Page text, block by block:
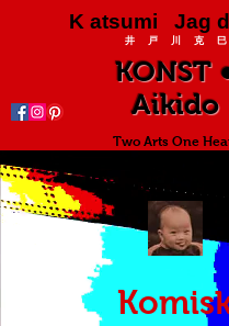
K atsumi Jag
KONST
Aikido
井 戸 川 克 巳
Two Arts One